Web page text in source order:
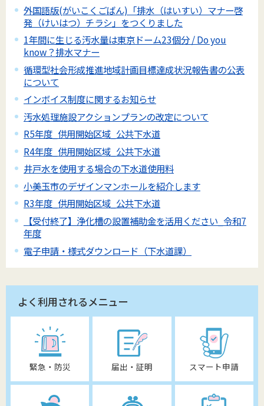
外国語版(がいこくごばん)「排水（はいすい）マナー啓
発（けいはつ）チラシ」をつくりました
1年間に生じる汚水量は東京ドーム23個分 / Do you
know？排水マナー
循環型社会形成推進地域計画目標達成状況報告書の公表
について
インボイス制度に関するお知らせ
汚水処理施設アクションプランの改定について
R5年度_供用開始区域_公共下水道
R4年度_供用開始区域_公共下水道
井戸水を使用する場合の下水道使用料
小美玉市のデザインマンホールを紹介します
R3年度_供用開始区域_公共下水道
【受付終了】浄化槽の設置補助金を活用ください_令和7
年度
電子申請・様式ダウンロード（下水道課）
よく利用されるメニュー
緊急・防災 届出・証明 スマート申請